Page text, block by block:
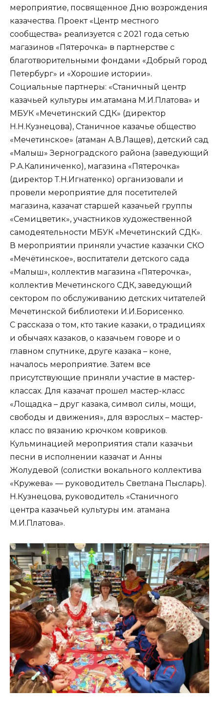
мероприятие, посвященное Дню возрождения
казачества. Проект «Центр местного
сообщества» реализуется с 2021 года сетью
магазинов «Пятерочка» в партнерстве с
благотворительными фондами «Добрый город
Петербург» и «Хорошие истории».
Социальные партнеры: «Станичный центр
казачьей культуры им.атамана М.И.Платова» и
МБУК «Мечетинский СДК» (директор
Н.Н.Кузнецова), Станичное казачье общество
«Мечетинское» (атаман А.В.Лащев), детский сад
«Малыш» Зерноградского района (заведующий
Р.А.Калиниченко), магазина «Пятерочка»
(директор Т.Н.Игнатенко) организовали и
провели мероприятие для посетителей
магазина, казачат старшей казачьей группы
«Семицветик», участников художественной
самодеятельности МБУК «Мечетинский СДК».
В мероприятии приняли участие казачки СКО
«Мечётинское», воспитатели детского сада
«Малыш», коллектив магазина «Пятерочка»,
коллектив Мечетинского СДК, заведующий
сектором по обслуживанию детских читателей
Мечетинской библиотеки И.И.Борисенко.
С рассказа о том, кто такие казаки, о традициях
и обычаях казаков, о казачьем говоре и о
главном спутнике, друге казака – коне,
началось мероприятие. Затем все
присутствующие приняли участие в мастер-
классах. Для казачат прошел мастер-класс
«Лощадка – друг казака, символ силы, мощи,
свободы и движения», для взрослых – мастер-
класс по вязанию крючком ковриков.
Кульминацией мероприятия стали казачьи
песни в исполнении казачат и Анны
Жолудевой (солистки вокального коллектива
«Кружева» — руководитель Светлана Пысларь).
Н.Кузнецова, руководитель «Станичного
центра казачьей культуры им. атамана
М.И.Платова».